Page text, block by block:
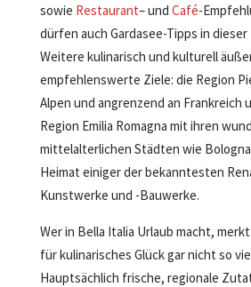
sowie Restaurant– und Café-
dürfen auch Gardasee-Tipps in
Weitere kulinarisch und kulturell
empfehlenswerte Ziele: die Region
Alpen und angrenzend an Frankreich
Region Emilia Romagna mit ihren
mittelalterlichen Städten wie
Heimat einiger der bekanntesten
Kunstwerke und -Bauwerke.
Wer in Bella Italia Urlaub macht,
für kulinarisches Glück gar nicht so
Hauptsächlich frische, regionale